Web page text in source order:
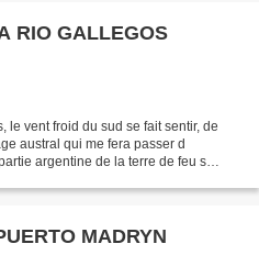
RIO GALLEGOS
le vent froid du sud se fait sentir, de
austral qui me fera passer d
argentine de la terre de feu s
MADRYN